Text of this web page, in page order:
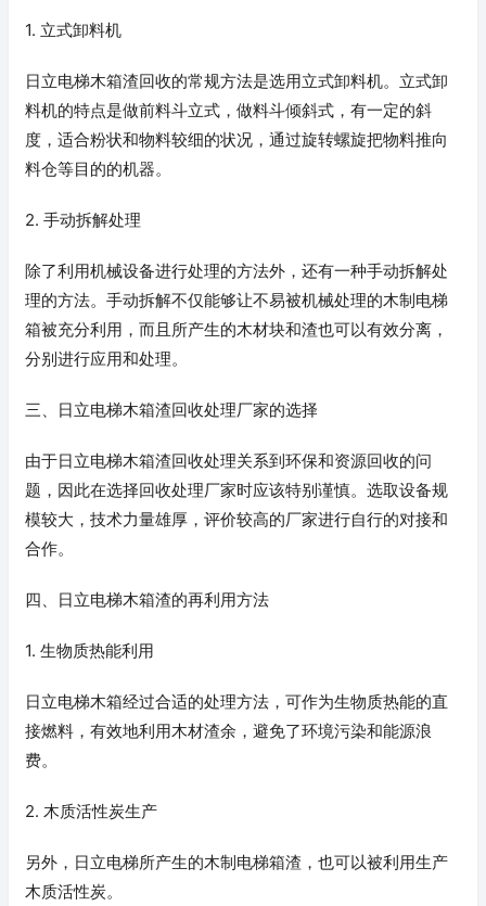
1. 立式卸料机
日立电梯木箱渣回收的常规方法是选用立式卸料机。立式卸
料机的特点是做前料斗立式，做料斗倾斜式，有一定的斜
度，适合粉状和物料较细的状况，通过旋转螺旋把物料推向
料仓等目的的机器。
2. 手动拆解处理
除了利用机械设备进行处理的方法外，还有一种手动拆解处
理的方法。手动拆解不仅能够让不易被机械处理的木制电梯
箱被充分利用，而且所产生的木材块和渣也可以有效分离，
分别进行应用和处理。
三、日立电梯木箱渣回收处理厂家的选择
由于日立电梯木箱渣回收处理关系到环保和资源回收的问
题，因此在选择回收处理厂家时应该特别谨慎。选取设备规
模较大，技术力量雄厚，评价较高的厂家进行自行的对接和
合作。
四、日立电梯木箱渣的再利用方法
1. 生物质热能利用
日立电梯木箱经过合适的处理方法，可作为生物质热能的直
接燃料，有效地利用木材渣余，避免了环境污染和能源浪
费。
2. 木质活性炭生产
另外，日立电梯所产生的木制电梯箱渣，也可以被利用生产
木质活性炭。